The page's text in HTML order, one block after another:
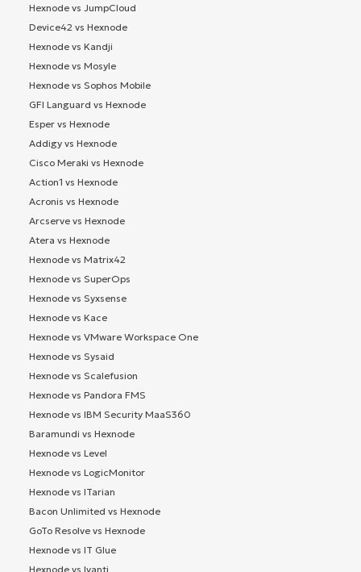
Hexnode vs JumpCloud
Device42 vs Hexnode
Hexnode vs Kandji
Hexnode vs Mosyle
Hexnode vs Sophos Mobile
GFI Languard vs Hexnode
Esper vs Hexnode
Addigy vs Hexnode
Cisco Meraki vs Hexnode
Action1 vs Hexnode
Acronis vs Hexnode
Arcserve vs Hexnode
Atera vs Hexnode
Hexnode vs Matrix42
Hexnode vs SuperOps
Hexnode vs Syxsense
Hexnode vs Kace
Hexnode vs VMware Workspace One
Hexnode vs Sysaid
Hexnode vs Scalefusion
Hexnode vs Pandora FMS
Hexnode vs IBM Security MaaS360
Baramundi vs Hexnode
Hexnode vs Level
Hexnode vs LogicMonitor
Hexnode vs ITarian
Bacon Unlimited vs Hexnode
GoTo Resolve vs Hexnode
Hexnode vs IT Glue
Hexnode vs Ivanti